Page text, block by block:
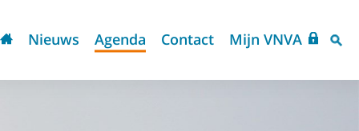
Nieuws Agenda Contact Mijn VNVA